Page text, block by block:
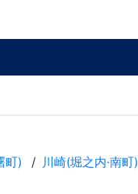
町) 川崎(堀之内·南町)